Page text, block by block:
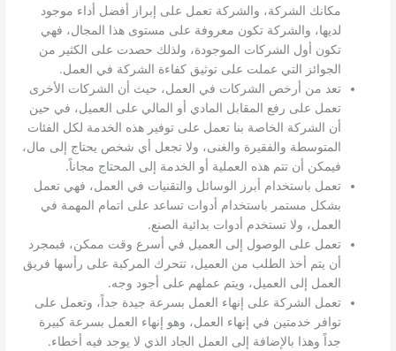
مكانك الشركة، والشركة تعمل على إبراز أفضل أداء موجود
لديها، والشركة تكون معروفة على مستوى هذا المجال، فهي
تكون أول الشركات الموجودة، ولذلك حصدت على الكثير من
الجوائز التي عملت على توثيق كفاءة الشركة في العمل.
تعد من أرخص الشركات في العمل، حيث أن الشركات الأخرى
تعمل على رفع المقابل المادي أو المالي على العميل، في حين
أن الشركة الخاصة بنا تعمل على توفير هذه الخدمة لكل الفئات
المتوسطة والفقيرة والغنى، ولا تجعل أي شخص يحتاج إلى مال،
فيمكن أن تتم هذه العملية أو الخدمة إلى المحتاج مجاناً.
تعمل باستخدام أبرز الوسائل والتقنيات في العمل، فهي تعمل
بشكل مستمر باستخدام أدوات تساعد على اتمام المهمة في
العمل، ولا تستخدم أدوات بدائية الصنع.
تعمل على الوصول إلى العميل في أسرع وقت ممكن، فبمجرد
أن يتم أخذ الطلب من العميل، تتحرك المركبة على رأسها فريق
العمل إلى العميل، ويتم عملهم على أجود وجه.
تعمل الشركة على إنهاء العمل بسرعة جيدة جداً، وتعمل على
توافر خدمتين في إنهاء العمل، وهو إنهاء العمل بسرعة كبيرة
جداً وهذا بالإضافة إلى العمل الجاد الذي لا يوجد فيه أخطاء.